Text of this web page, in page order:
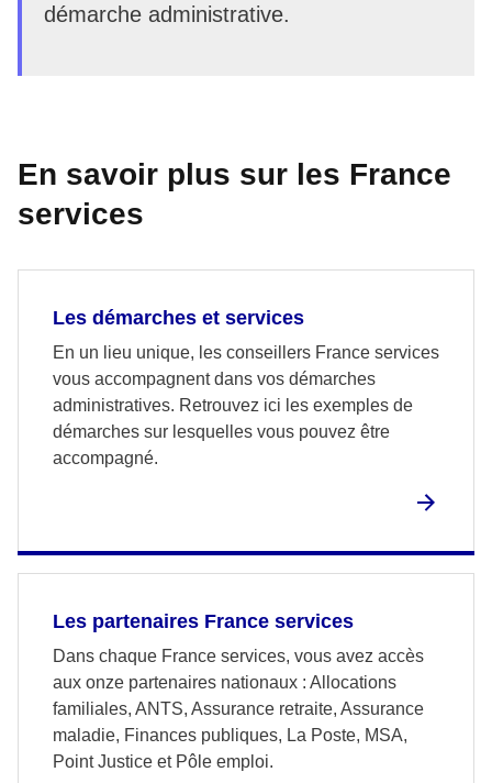
démarche administrative.
En savoir plus sur les France
services
Les démarches et services
En un lieu unique, les conseillers France services
vous accompagnent dans vos démarches
administratives. Retrouvez ici les exemples de
démarches sur lesquelles vous pouvez être
accompagné.
Les partenaires France services
Dans chaque France services, vous avez accès
aux onze partenaires nationaux : Allocations
familiales, ANTS, Assurance retraite, Assurance
maladie, Finances publiques, La Poste, MSA,
Point Justice et Pôle emploi.